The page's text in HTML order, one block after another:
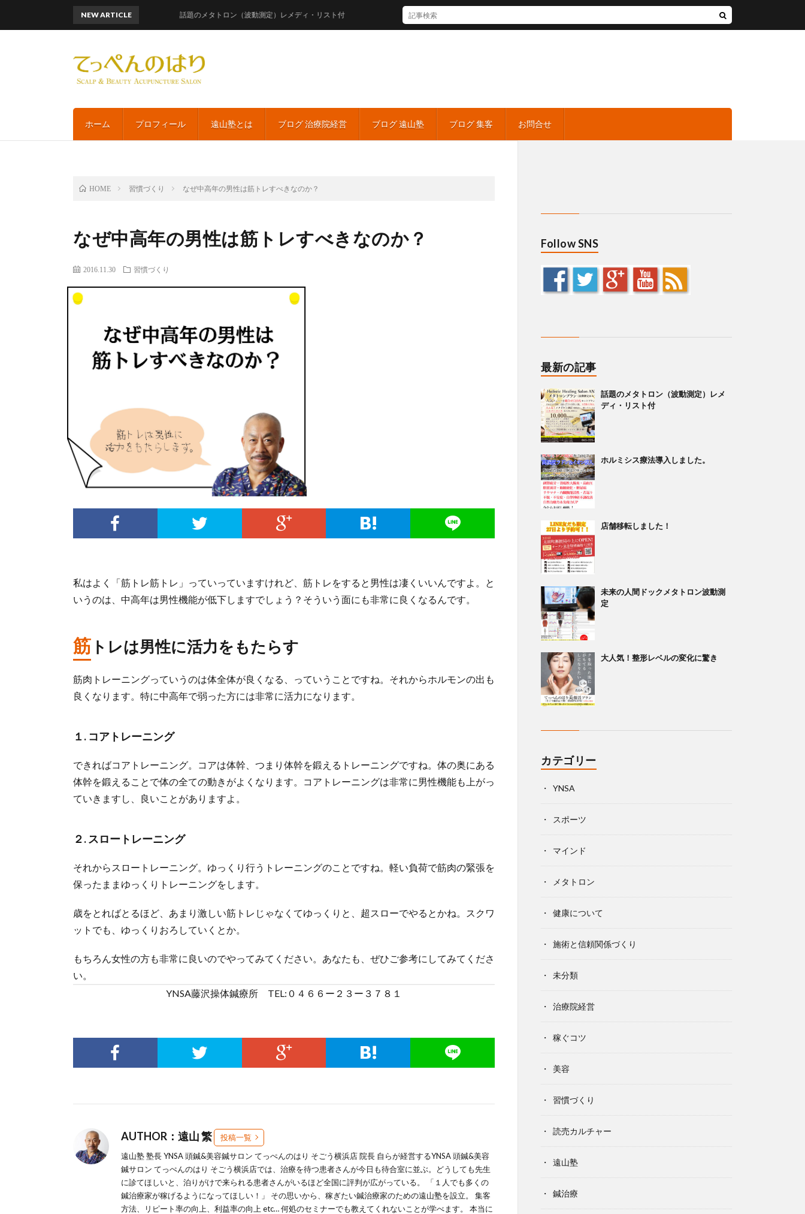
ホーム プロフィール 遠山塾とは ブログ 治療院経営 ブログ 遠山塾 ブログ 集客 お問合せ
NEW ARTICLE 話題のメタトロン（波動測定）レメディ・リスト付
HOME 習慣づくり なぜ中高年の男性は筋トレすべきなのか？
なぜ中高年の男性は筋トレすべきなのか？
2016.11.30 習慣づくり
私はよく「筋トレ筋トレ」っていっていますけれど、筋トレをすると男性は凄くいいんですよ。と
いうのは、中高年は男性機能が低下しますでしょう？そういう面にも非常に良くなるんです。
筋 トレは男性に活力をもたらす
筋肉トレーニングっていうのは体全体が良くなる、っていうことですね。それからホルモンの出も
良くなります。特に中高年で弱った方には非常に活力になります。
１. コアトレーニング
できればコアトレーニング。コアは体幹、つまり体幹を鍛えるトレーニングですね。体の奥にある
体幹を鍛えることで体の全ての動きがよくなります。コアトレーニングは非常に男性機能も上がっ
ていきますし、良いことがありますよ。
２. スロートレーニング
それからスロートレーニング。ゆっくり行うトレーニングのことですね。軽い負荷で筋肉の緊張を
保ったままゆっくりトレーニングをします。
歳をとればとるほど、あまり激しい筋トレじゃなくてゆっくりと、超スローでやるとかね。スクワ
ットでも、ゆっくりおろしていくとか。
もちろん女性の方も非常に良いのでやってみてください。あなたも、ぜひご参考にしてみてくださ
い。
YNSA藤沢操体鍼療所 TEL:０４６６ー２３ー３７８１
AUTHOR：遠山 繁
投稿一覧
遠山塾 塾長 YNSA 頭鍼&美容鍼サロン てっぺんのはり そごう横浜店 院長 自らが経営するYNSA 頭鍼&美容
鍼サロン てっぺんのはり そごう横浜店では、治療を待つ患者さんが今日も待合室に並ぶ。どうしても先生
に診てほしいと、泊りがけで来られる患者さんがいるほど全国に評判が広がっている。 「１人でも多くの
鍼治療家が稼げるようになってほしい！」 その思いから、稼ぎたい鍼治療家のための遠山塾を設立。 集客
方法、リピート率の向上、利益率の向上 etc… 何処のセミナーでも教えてくれないことが学べます。 本当に
Follow SNS
最新の記事
話題のメタトロン（波動測定）レメ
ディ・リスト付
ホルミシス療法導入しました。
店舗移転しました！
未来の人間ドックメタトロン波動測
定
大人気！整形レベルの変化に驚き
カテゴリー
YNSA
スポーツ
マインド
メタトロン
健康について
施術と信頼関係づくり
未分類
治療院経営
稼ぐコツ
美容
習慣づくり
読売カルチャー
遠山塾
鍼治療